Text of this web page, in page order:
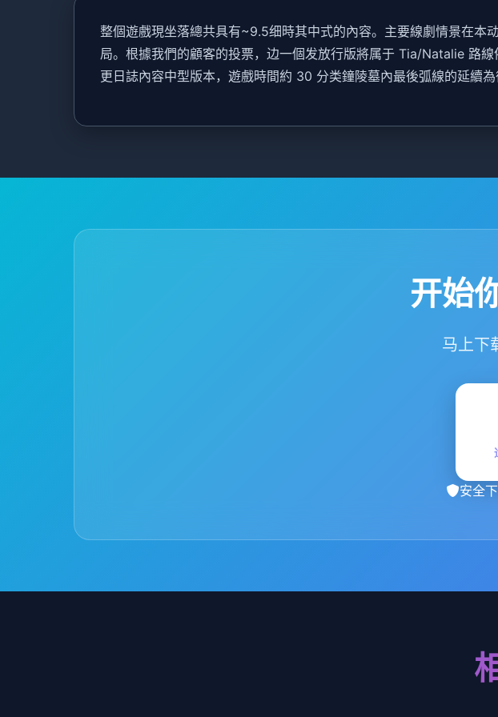
整個遊戲現坐落總共具有~9.5细時其中式的內容。主要線劇情景在本
局。根據我們的顧客的投票，边一個发放行版將属于 Tia/Natalie 路
更日誌內容中型版本，遊戲時間約 30 分类鐘陵墓內最後弧線的延續
开始
马上下
安全